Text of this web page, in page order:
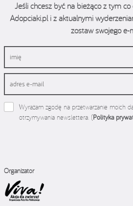
Jeśli chcesz być na bieżąco z tym
Adopciaki.pl i z aktualnymi
zostaw swojego e-
Wyrażam zgodę na przetwarzanie moich
otrzymywania newslettera. (Polityka
Organizator